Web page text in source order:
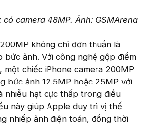
có camera 48MP. Ảnh: GSMArena
không chỉ đơn thuần là
bức ảnh. Với công nghệ gộp điểm
một chiếc iPhone camera 200MP
bức ảnh 12.5MP hoặc 25MP với
nhiễu hạt cực thấp trong điều
này giúp Apple duy trì vị thế
nhiếp ảnh điện toán, đồng thời